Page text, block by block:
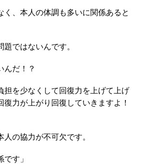
く、本人の体調も多いに関係あると
ではないんです。
んだ！？
担を少なくして回復力を上げて上げ
力が上がり回復していきますよ！
の協力が不可欠です。
です」